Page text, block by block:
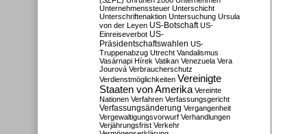
Unternehmenssteuer Unterschicht
Unterschriftenaktion Untersuchung Ursula
von der Leyen US-Botschaft US-
Einreiseverbot US-
Präsidentschaftswahlen US-
Truppenabzug Utrecht Vandalismus
Vasárnapi Hírek Vatikan Venezuela Vera
Jourová Verbraucherschutz
Verdienstmöglichkeiten Vereinigte
Staaten von Amerika Vereinte
Nationen Verfahren Verfassungsgericht
Verfassungsänderung Vergangenheit
Vergewaltigungsvorwurf Verhandlungen
Verjährungsfrist Verkehr